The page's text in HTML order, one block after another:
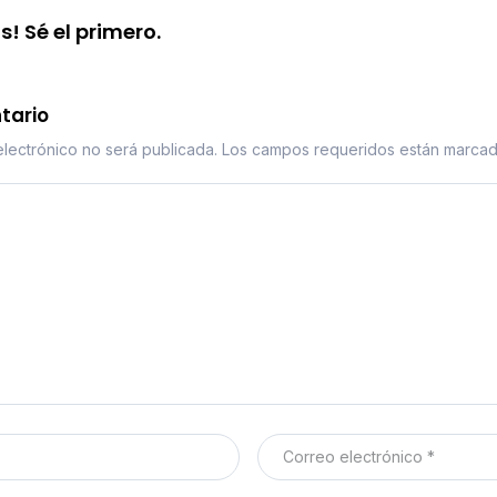
Sé el primero.
no será publicada. Los campos requeridos están